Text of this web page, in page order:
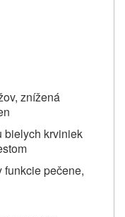
znížená
bielych krviniek
funkcie pečene,